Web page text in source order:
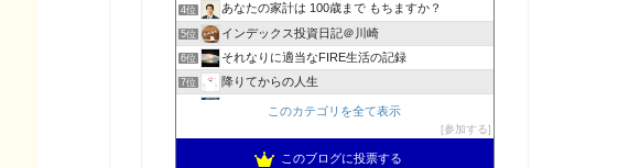
4位 あなたの家計は 100歳まで もちますか？
5位 インデックス投資日記＠川崎
6位 それなりに適当なFIRE生活の記録
7位 降りてからの人生
2023年(46歳)FIRE！！！＠20XX年FIRE！！！
スパコンSEが効率的投資で一家セミリタイアするブログ
このカテゴリを全て表示
参加する
このブログに投票する